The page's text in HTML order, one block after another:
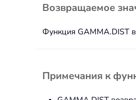
Возвращаемое
Функция GAMMA.DIST
Примечания к